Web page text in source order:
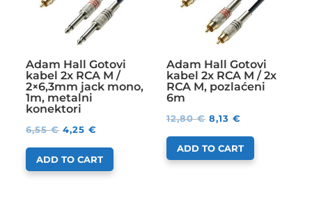
Adam Hall Gotovi
kabel 2x RCA M /
2×6,3mm jack mono,
1m, metalni
konektori
6,55€ 4,25€
ADD TO CART
Adam Hall Gotovi
kabel 2x RCA M / 2x
RCA M, pozlaćeni
6m
12,80€ 8,13 €
ADD TO CART